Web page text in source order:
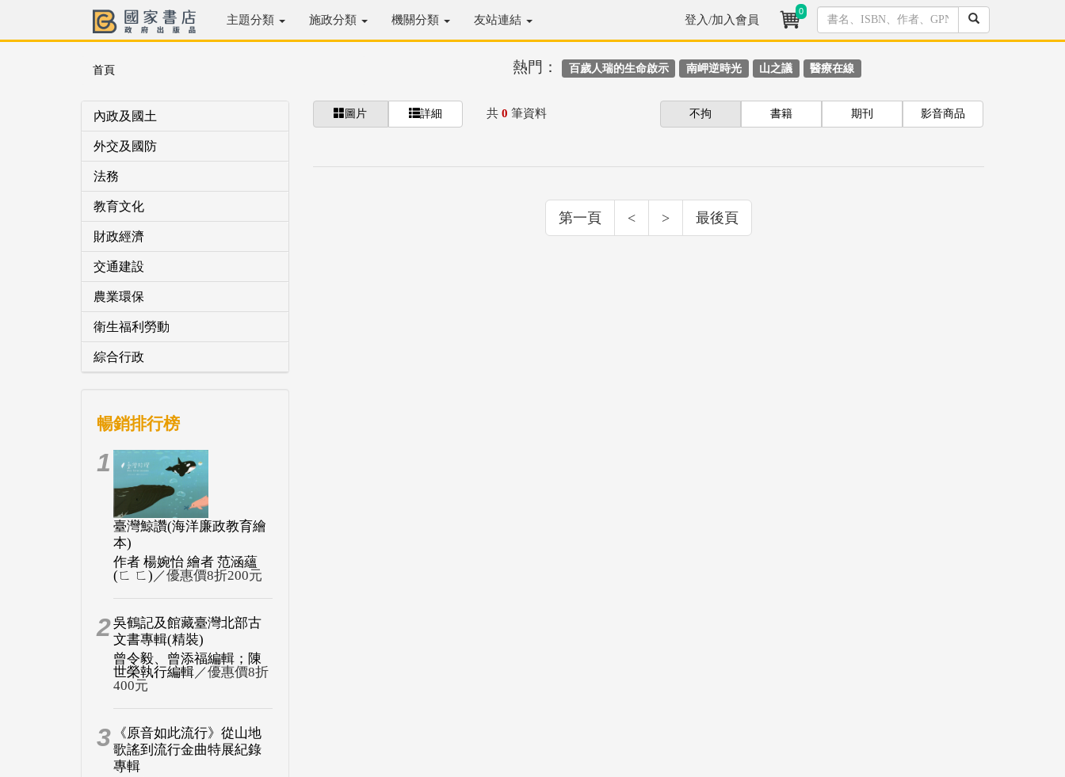
主題分類 施政分類 機關分類 友站連結 登入/加入會員
0
首頁 熱門： 百歲人瑞的生命啟示 南岬逆時光 山之議 醫療在線
內政及國土
外交及國防
法務
教育文化
財政經濟
交通建設
農業環保
衛生福利勞動
綜合行政
暢銷排行榜
1
臺灣鯨讚(海洋廉政教育繪
本)
作者 楊婉怡 繪者 范涵蘊
(ㄈ ㄈ) ／優惠價8折200元
2吳鶴記及館藏臺灣北部古
文書專輯(精裝)
曾令毅、曾添福編輯；陳
世榮執行編輯／優惠價8折
400元
3
《原音如此流行》從山地
歌謠到流行金曲特展紀錄
專輯
圖片 詳細 共 0 筆資料 不拘 書籍 期刊 影音商品
第一頁 < > 最後頁